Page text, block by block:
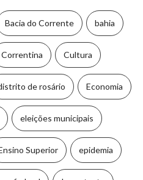
Bacia do Corrente bahia
Correntina Cultura
de rosário Economia
eleições municipais
Superior epidemia